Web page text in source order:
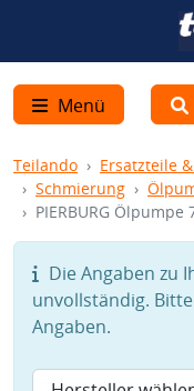
Menü
Teilando Ersatzteile
Schmierung
PIERBURG Ölpumpe
Die Angaben zu
unvollständig.
Angaben.